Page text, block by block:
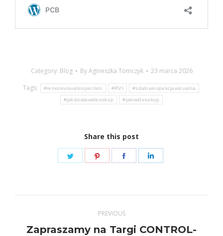
Category: Blog ByAgnieszka Tomczyk
23 marca 2026
Tags:
#remotevisualinspection #RVI #zdalnainspekcjawizualna
#jakdziaławideoskop #jakiwideoskop
Share this post
Share
Share
Share
navigation
PREVIOUS
Zapraszamy na Targi CONTROL-